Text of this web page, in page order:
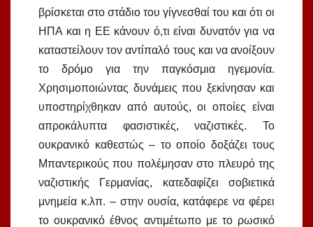
βρίσκεται στο στάδιο του γίγνεσθαί του και ότι οι
ΗΠΑ και η ΕΕ κάνουν ό,τι είναι δυνατόν για να
καταστείλουν τον αντίπαλό τους και να ανοίξουν
το δρόμο για την παγκόσμια ηγεμονία.
Χρησιμοποιώντας δυνάμεις που ξεκίνησαν και
υποστηρίχθηκαν από αυτούς, οι οποίες είναι
απροκάλυπτα φασιστικές, ναζιστικές. Το
ουκρανικό καθεστώς – το οποίο δοξάζει τους
Μπαντερικούς που πολέμησαν στο πλευρό της
ναζιστικής Γερμανίας, κατεδαφίζει σοβιετικά
μνημεία κ.λπ. – στην ουσία, κατάφερε να φέρει
το ουκρανικό έθνος αντιμέτωπο με το ρωσικό